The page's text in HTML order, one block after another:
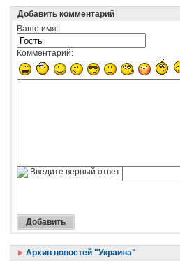
Добавить комментарий
Ваше имя:
Комментарий:
Введите верный ответ
Архив новостей "Украина"